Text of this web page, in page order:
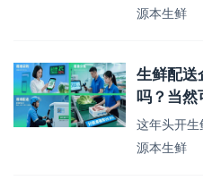
源本生鲜
生鲜配送
吗？当然
源本生鲜